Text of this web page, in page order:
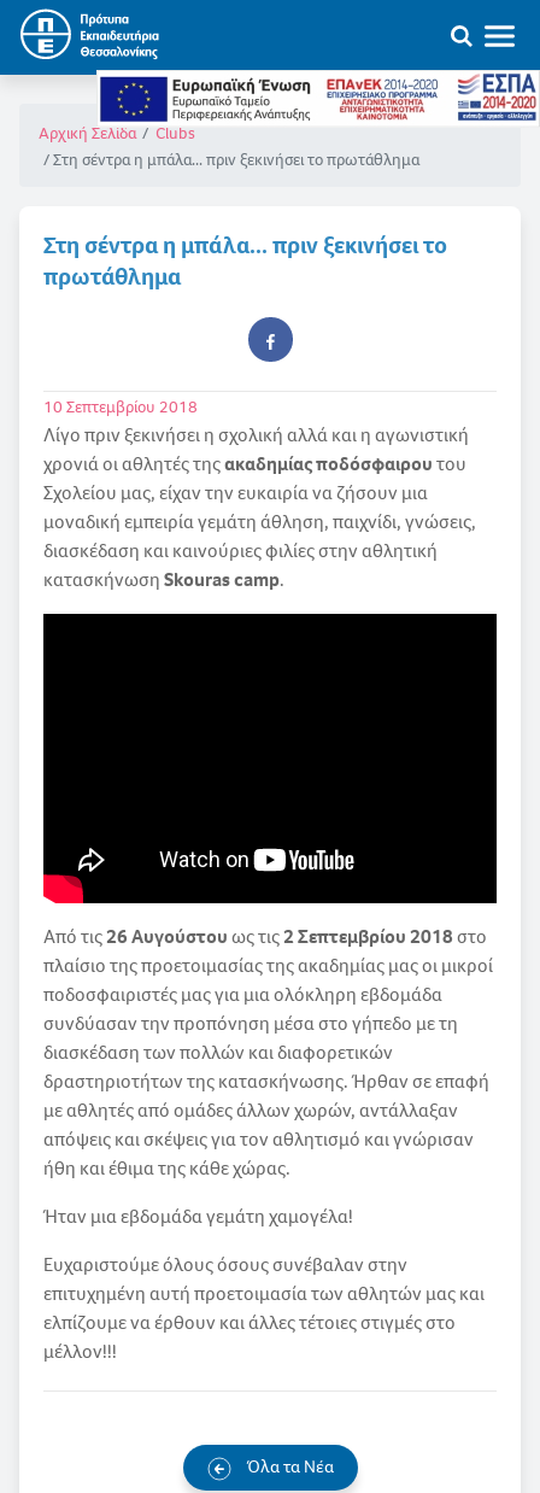
Αρχική Σελίδα
Clubs
Στη σέντρα η μπάλα... πριν ξεκινήσει το πρωτάθλημα
Στη σέντρα η μπάλα... πριν ξεκινήσει το
πρωτάθλημα
10 Σεπτεμβρίου 2018
Λίγο πριν ξεκινήσει η σχολική αλλά και η αγωνιστική
χρονιά οι αθλητές τηςακαδημίας ποδόσφαιρουτου
Σχολείου μας, είχαν την ευκαιρία να ζήσουν μια
μοναδική εμπειρία γεμάτη άθληση, παιχνίδι, γνώσεις,
διασκέδαση και καινούριες φιλίες στην αθλητική
κατασκήνωσηSkouras camp.
Από τις26 Αυγούστουως τις2 Σεπτεμβρίου 2018στο
πλαίσιο της προετοιμασίας της ακαδημίας μας οι μικροί
ποδοσφαιριστές μας για μια ολόκληρη εβδομάδα
συνδύασαν την προπόνηση μέσα στο γήπεδο με τη
διασκέδαση των πολλών και διαφορετικών
δραστηριοτήτων της κατασκήνωσης. Ήρθαν σε επαφή
με αθλητές από ομάδες άλλων χωρών, αντάλλαξαν
απόψεις και σκέψεις για τον αθλητισμό και γνώρισαν
ήθη και έθιμα της κάθε χώρας.
Ήταν μια εβδομάδα γεμάτη χαμογέλα!
Ευχαριστούμε όλους όσους συνέβαλαν στην
επιτυχημένη αυτή προετοιμασία των αθλητών μας και
ελπίζουμε να έρθουν και άλλες τέτοιες στιγμές στο
μέλλον!!!
Όλα τα Νέα